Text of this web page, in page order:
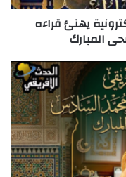
يهنئ قراءه
المبارك